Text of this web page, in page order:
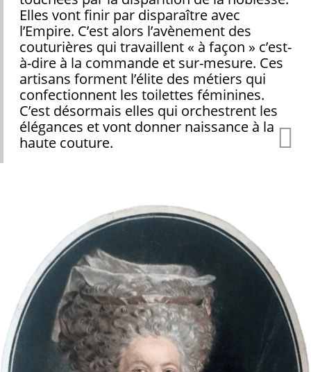
Elles vont finir par disparaître avec
l’Empire. C’est alors l’avènement des
couturières qui travaillent « à façon » c’est-
à-dire à la commande et sur-mesure. Ces
artisans forment l’élite des métiers qui
confectionnent les toilettes féminines.
C’est désormais elles qui orchestrent les
élégances et vont donner naissance à la
haute couture.